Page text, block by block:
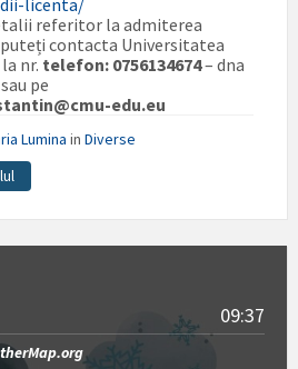
licenta/
referitor la admiterea
contacta Universitatea
nr. telefon: 0756134674– dna
pe
edu.eu
Lumina in Diverse
09:37